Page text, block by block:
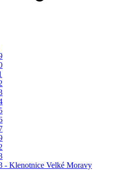
- Klenotnice Velké Moravy